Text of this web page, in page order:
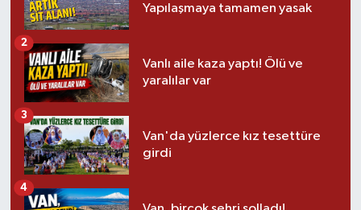
Yapılaşmaya tamamen yasak
Vanlı aile kaza yaptı! Ölü ve
yaralılar var
2
Van'da yüzlerce kız tesettüre
girdi
3
4